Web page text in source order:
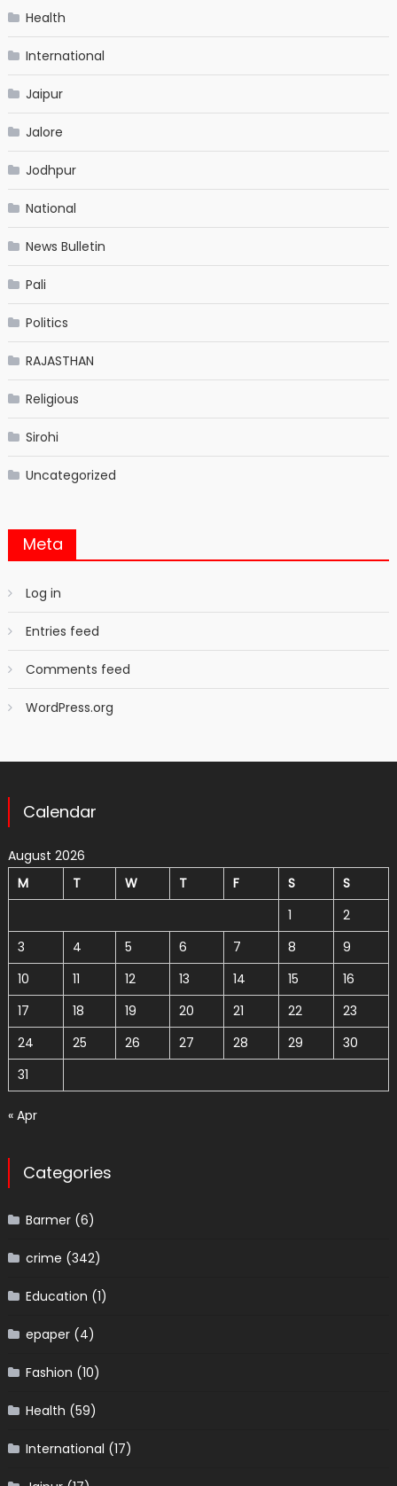
Health
International
Jaipur
Jalore
Jodhpur
National
News Bulletin
Pali
Politics
RAJASTHAN
Religious
Sirohi
Uncategorized
Meta
Log in
Entries feed
Comments feed
WordPress.org
Calendar
August 2026
M
T W T F S
S
1
2
3
4 5 6 7 8
9
10
11 12 13 14 15
16
17
18 19 20 21 22
23
24
25 26 27 28 29
30
31
« Apr
Categories
Barmer(6)
crime (342)
Education (1)
epaper(4)
Fashion (10)
Health (59)
International (17)